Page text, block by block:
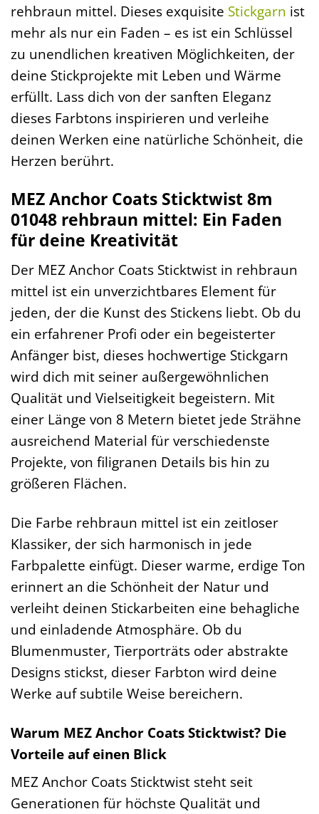
rehbraun mittel. Dieses exquisite Stickgarn ist
mehr als nur ein Faden – es ist ein Schlüssel
zu unendlichen kreativen Möglichkeiten, der
deine Stickprojekte mit Leben und Wärme
erfüllt. Lass dich von der sanften Eleganz
dieses Farbtons inspirieren und verleihe
deinen Werken eine natürliche Schönheit, die
Herzen berührt.
MEZ Anchor Coats Sticktwist 8m
01048 rehbraun mittel: Ein Faden
für deine Kreativität
Der MEZ Anchor Coats Sticktwist in rehbraun
mittel ist ein unverzichtbares Element für
jeden, der die Kunst des Stickens liebt. Ob du
ein erfahrener Profi oder ein begeisterter
Anfänger bist, dieses hochwertige Stickgarn
wird dich mit seiner außergewöhnlichen
Qualität und Vielseitigkeit begeistern. Mit
einer Länge von 8 Metern bietet jede Strähne
ausreichend Material für verschiedenste
Projekte, von filigranen Details bis hin zu
größeren Flächen.
Die Farbe rehbraun mittel ist ein zeitloser
Klassiker, der sich harmonisch in jede
Farbpalette einfügt. Dieser warme, erdige Ton
erinnert an die Schönheit der Natur und
verleiht deinen Stickarbeiten eine behagliche
und einladende Atmosphäre. Ob du
Blumenmuster, Tierporträts oder abstrakte
Designs stickst, dieser Farbton wird deine
Werke auf subtile Weise bereichern.
Warum MEZ Anchor Coats Sticktwist? Die
Vorteile auf einen Blick
MEZ Anchor Coats Sticktwist steht seit
Generationen für höchste Qualität und